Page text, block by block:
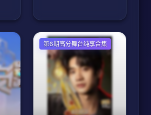
第6期高分舞台纯享合集